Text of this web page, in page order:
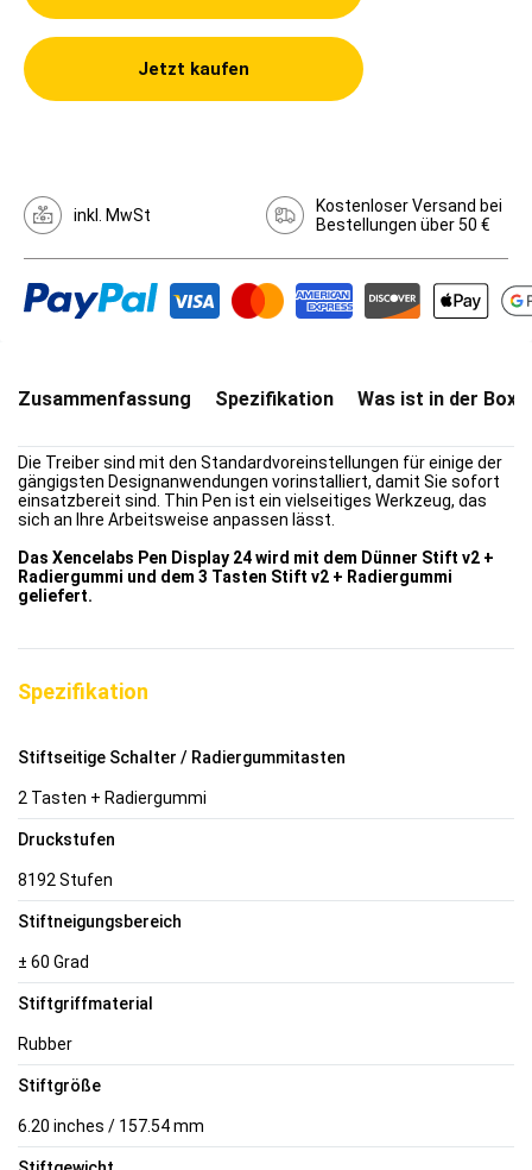
Jetzt kaufen
inkl. MwSt
Kostenloser Versand bei
Bestellungen über 50 €
Zusammenfassung Spezifikation Was ist in der Box
Die Treiber sind mit den Standardvoreinstellungen für einige der
gängigsten Designanwendungen vorinstalliert, damit Sie sofort
einsatzbereit sind. Thin Pen ist ein vielseitiges Werkzeug, das
sich an Ihre Arbeitsweise anpassen lässt.
Das Xencelabs Pen Display 24 wird mit dem Dünner Stift v2 +
Radiergummi und dem 3 Tasten Stift v2 + Radiergummi
geliefert.
Spezifikation
Stiftseitige Schalter / Radiergummitasten
2 Tasten + Radiergummi
Druckstufen
8192 Stufen
Stiftneigungsbereich
± 60 Grad
Stiftgriffmaterial
Rubber
Stiftgröße
6.20 inches / 157.54 mm